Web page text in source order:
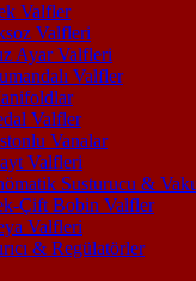
Valfler
Valfleri
Ayar Valfleri
Valfler
Valfler
Vanalar
Valfleri
Susturucu &
Çift Bobin Valfler
Valfleri
& Regülatörler